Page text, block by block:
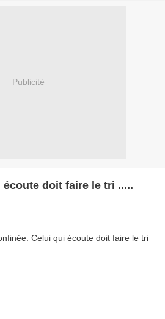
Publicité
doit faire le tri .....